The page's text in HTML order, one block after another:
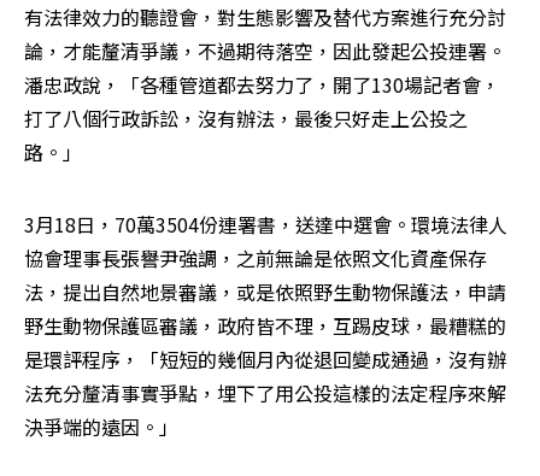
有法律效力的聽證會，對生態影響及替代方案進行充分討
論，才能釐清爭議，不過期待落空，因此發起公投連署。
潘忠政說，「各種管道都去努力了，開了130場記者會，
打了八個行政訴訟，沒有辦法，最後只好走上公投之
路。」
3月18日，70萬3504份連署書，送達中選會。環境法律人
協會理事長張譽尹強調，之前無論是依照文化資產保存
法，提出自然地景審議，或是依照野生動物保護法，申請
野生動物保護區審議，政府皆不理，互踢皮球，最糟糕的
是環評程序，「短短的幾個月內從退回變成通過，沒有辦
法充分釐清事實爭點，埋下了用公投這樣的法定程序來解
決爭端的遠因。」